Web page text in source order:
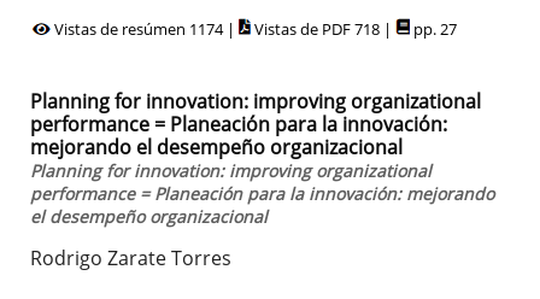
Vistas de resúmen 1174 | Vistas de PDF 718 | pp. 27
Planning for innovation: improving organizational
performance = Planeación para la innovación:
mejorando el desempeño organizacional
Planning for innovation: improving organizational
performance = Planeación para la innovación: mejorando
el desempeño organizacional
Rodrigo Zarate Torres